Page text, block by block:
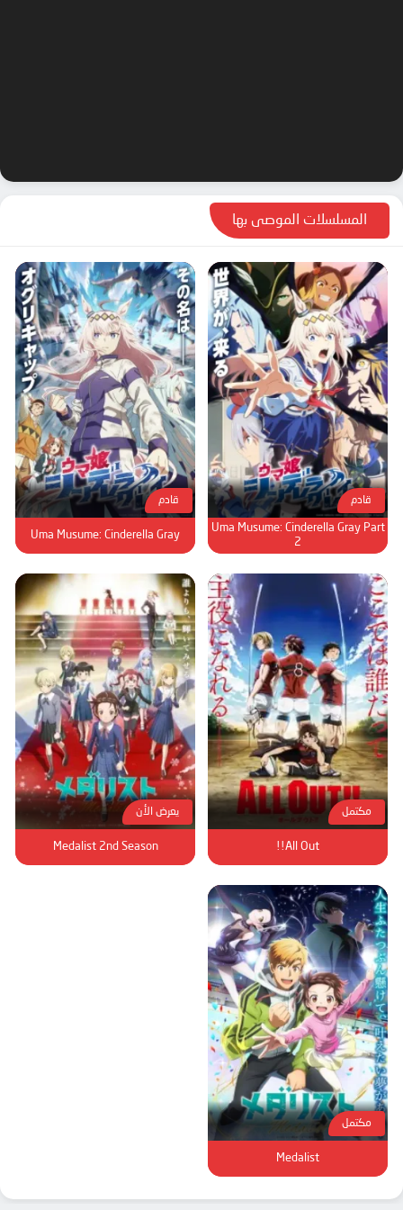
المسلسلات الموصى بها
قادم
Uma Musume: Cinderella Gray Part
2
قادم
Uma Musume: Cinderella Gray
مكتمل
All Out!!
يعرض الأن
Medalist 2nd Season
مكتمل
Medalist